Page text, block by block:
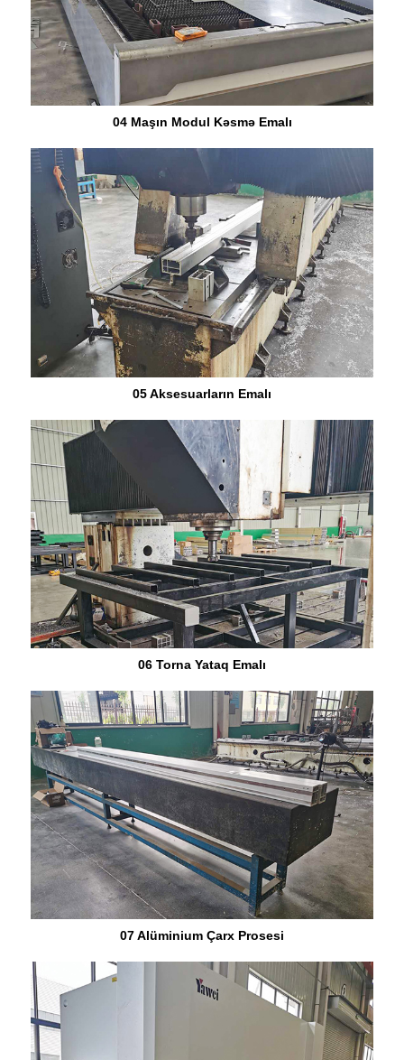
04 Maşın Modul Kəsmə Emalı
05 Aksesuarların Emalı
06 Torna Yataq Emalı
07 Alüminium Çarx Prosesi